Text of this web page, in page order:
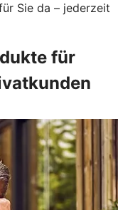
Sie da – jederzeit
für